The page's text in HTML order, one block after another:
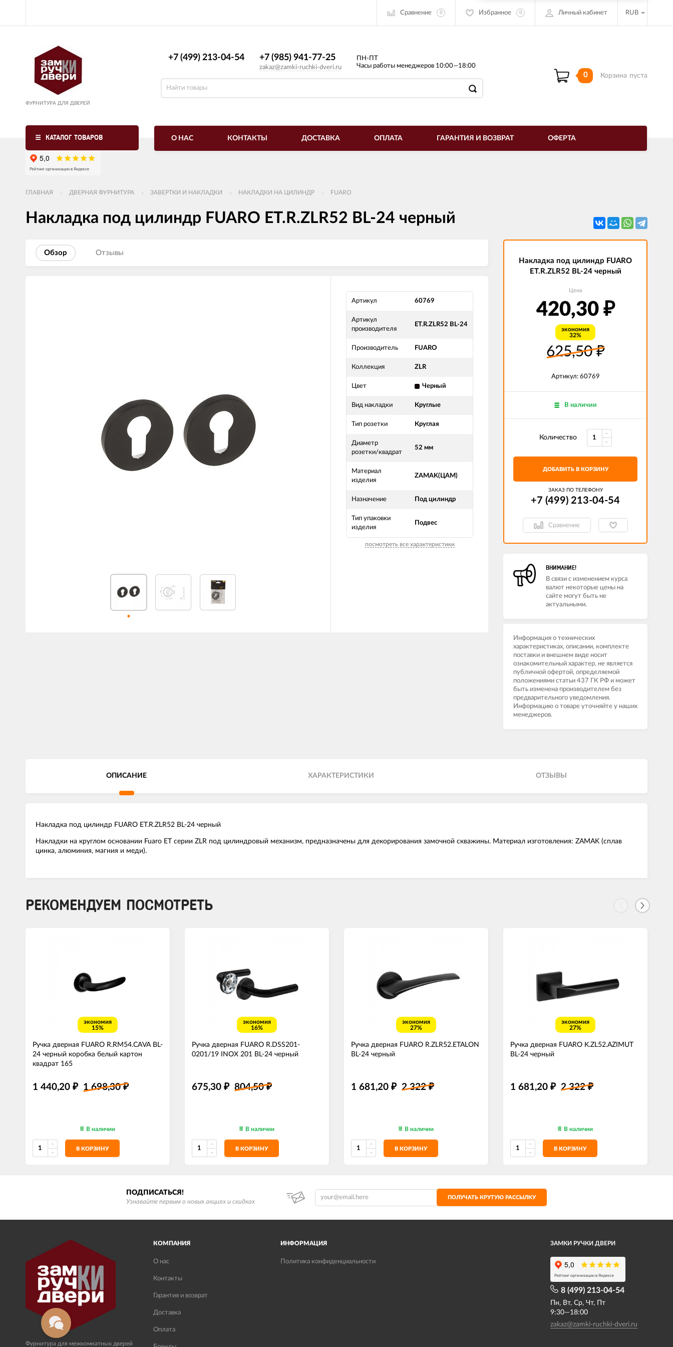
Сравнение 0 Избранное 0 Личный кабинет RUB
ФУРНИТУРА ДЛЯ ДВЕРЕЙ
+7 (499) 213-04-54​ +7 (985) 941-77-25
zakaz@zamki-ruchki-dveri.ru
ПН-ПТ
Часы работы менеджеров 10:00—18:00
0 Корзина пуста
КАТАЛОГ ТОВАРОВ О НАС КОНТАКТЫ ДОСТАВКА ОПЛАТА ГАРАНТИЯ И ВОЗВРАТ ОФЕРТА
ГЛАВНАЯ ДВЕРНАЯ ФУРНИТУРА ЗАВЕРТКИ И НАКЛАДКИ НАКЛАДКИ НА ЦИЛИНДР FUARO
Накладка под цилиндр FUARO ET.R.ZLR52 BL-24 черный
Обзор Отзывы
Артикул 60769
Артикул
производителя
ET.R.ZLR52 BL-24
Производитель FUARO
Коллекция ZLR
Цвет Черный
Вид накладки Круглые
Тип розетки Круглая
Диаметр
розетки/квадрат
52 мм
Материал
изделия
ZAMAK(ЦАМ)
Назначение Под цилиндр
Тип упаковки
изделия
Подвес
посмотреть все характеристики
Накладка под цилиндр FUARO
ET.R.ZLR52 BL-24 черный
Цена
420,30 ₽
экономия
32%
625,50₽
Артикул: 60769
В наличии
Количество
ДОБАВИТЬ В КОРЗИНУ
ЗАКАЗ ПО ТЕЛЕФОНУ
+7 (499) 213-04-54​
Сравнение
ВНИМАНИЕ!
В связи с изменением курса
валют некоторые цены на
сайте могут быть не
актуальными.
Информация о технических
характеристиках, описании, комплекте
поставки и внешнем виде носит
ознакомительный характер, не является
публичной офертой, определяемой
положениями статьи 437 ГК РФ и может
быть изменена производителем без
предварительного уведомления.
Информацию о товаре уточняйте у наших
менеджеров.
ОПИСАНИЕ ХАРАКТЕРИСТИКИ ОТЗЫВЫ
Накладка под цилиндр FUARO ET.R.ZLR52 BL-24 черный
Накладки на круглом основании Fuaro ET серии ZLR под цилиндровый механизм, предназначены для декорирования замочной скважины. Материал изготовления: ZAMAK (сплав
цинка, алюминия, магния и меди).
РЕКОМЕНДУЕМ ПОСМОТРЕТЬ
экономия
15%
Ручка дверная FUARO R.RM54.CAVA BL-
24 черный коробка белый картон
квадрат 165
1 440,20 ₽ 1 698,30₽
В наличии
В КОРЗИНУ
экономия
16%
Ручка дверная FUARO R.DSS201-
0201/19 INOX 201 BL-24 черный
675,30 ₽ 804,50₽
В наличии
В КОРЗИНУ
экономия
27%
Ручка дверная FUARO R.ZLR52.ETALON
BL-24 черный
1 681,20 ₽ 2 322₽
В наличии
В КОРЗИНУ
экономия
27%
Ручка дверная FUARO K.ZL52.AZIMUT
BL-24 черный
1 681,20 ₽ 2 322₽
В наличии
В КОРЗИНУ
ПОДПИСАТЬСЯ!
Узнавайте первым о новых акциях и скидках
ПОЛУЧАТЬ КРУТУЮ РАССЫЛКУ
Фурнитура для межкомнатных дверей
КОМПАНИЯ
О нас
Контакты
Гарантия и возврат
Доставка
Оплата
ИНФОРМАЦИЯ
Политика конфиденциальности
ЗАМКИ РУЧКИ ДВЕРИ
8 (499) 213-04-54​
Пн, Вт, Ср, Чт, Пт
9:30—18:00
zakaz@zamki-ruchki-dveri.ru